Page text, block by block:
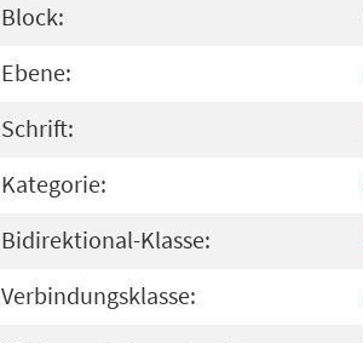
Block:
Ebene:
Schrift:
Kategorie:
Bidirektional-Klasse:
Verbindungsklasse: